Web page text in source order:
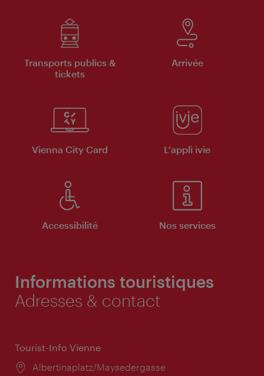
Transports publics &
tickets
Arrivée
Vienna City Card L'appli ivie
Accessibilité Nos services
Informations touristiques
Adresses & contact
Tourist-Info Vienne
Lieu:
Albertinaplatz/Maysedergasse